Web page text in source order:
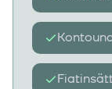
Active
Portföljvärde · €10